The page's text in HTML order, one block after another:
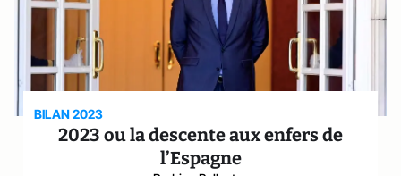
BILAN 2023
2023 ou la descente aux enfers de
l’Espagne